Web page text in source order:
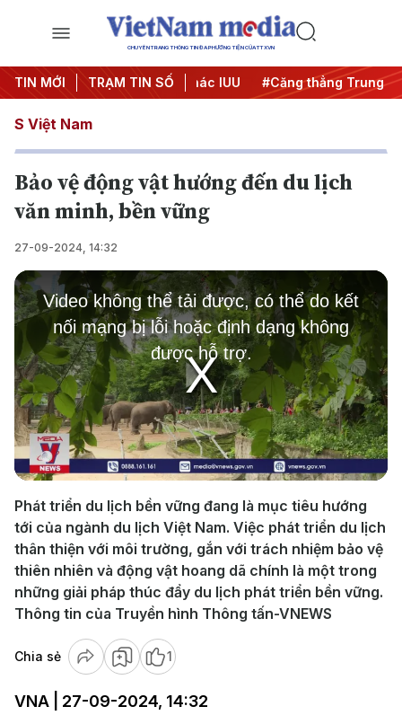
CHUYÊN TRANG THÔNG TIN ĐA PHƯƠNG TIỆN CỦA TTXVN
TIN MỚI TRẠM TIN SỐ
đêm #Chống khai thác IUU #Căng thẳng Trung Đông
S Việt Nam
Bảo vệ động vật hướng đến du lịch
văn minh, bền vững
27-09-2024, 14:32
Play
Video
This
is
a
modal
window.
Video không thể tải được, có thể do kết
nối mạng bị lỗi hoặc định dạng không
được hỗ trợ.
Phát triển du lịch bền vững đang là mục tiêu hướng
tới của ngành du lịch Việt Nam. Việc phát triển du lịch
thân thiện với môi trường, gắn với trách nhiệm bảo vệ
thiên nhiên và động vật hoang dã chính là một trong
những giải pháp thúc đẩy du lịch phát triển bền vững.
Thông tin của Truyền hình Thông tấn-VNEWS
Chia sẻ 1
VNA | 27-09-2024, 14:32